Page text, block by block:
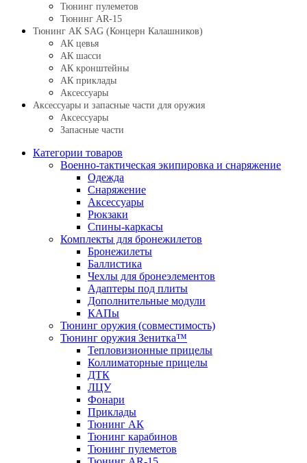
Тюнинг пулеметов
Тюнинг AR-15
Тюнинг АК SAG (Концерн Калашников)
АК цевья
АК шасси
АК кронштейны
АК приклады
Аксессуары
Аксессуары и запасные части для оружия
Аксессуары
Запасные части
Категории товаров
Военно-тактическая экипировка и снаряжение
Одежда
Снаряжение
Аксессуары
Рюкзаки
Спины-каркасы
Комплекты для бронежилетов
Бронежилеты
Баллистика
Чехлы для бронеэлементов
Адаптеры под плиты
Дополнительные модули
КАПы
Тюнинг оружия (совместимость)
Тюнинг оружия Зенитка™
Тепловизионные прицелы
Коллиматорные прицелы
ДТК
ЛЦУ
Фонари
Приклады
Тюнинг АК
Тюнинг карабинов
Тюнинг пулеметов